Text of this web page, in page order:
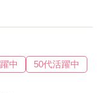
中 50代活躍中